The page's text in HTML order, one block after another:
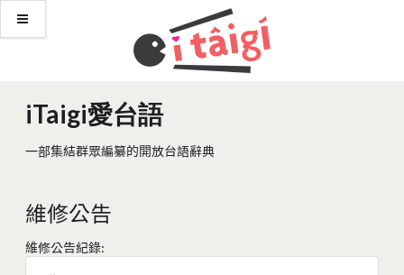
iTaigi愛台語
一部集結群眾編纂的開放台語辭典
維修公告
維修公告紀錄: